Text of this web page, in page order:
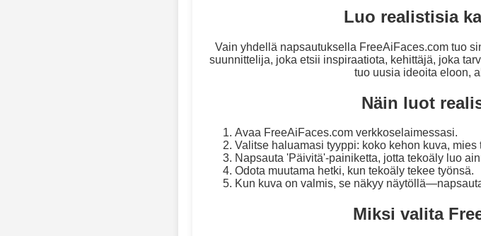
Luo realistisia
Vain yhdellä napsautuksella FreeAiFaces.com tuo
suunnittelija, joka etsii inspiraatiota, kehittäjä, joka
tuo uusia ideoita eloon,
Näin luot
Avaa FreeAiFaces.com verkkoselaimessasi.
Valitse haluamasi tyyppi: koko kehon kuva, mies
Napsauta 'Päivitä'-painiketta, jotta tekoäly luo
Odota muutama hetki, kun tekoäly tekee työnsä.
Kun kuva on valmis, se näkyy
Miksi valita